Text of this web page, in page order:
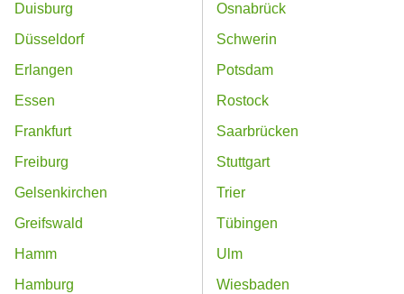
Duisburg
Düsseldorf
Erlangen
Essen
Frankfurt
Freiburg
Gelsenkirchen
Greifswald
Hamm
Hamburg
Osnabrück
Schwerin
Potsdam
Rostock
Saarbrücken
Stuttgart
Trier
Tübingen
Ulm
Wiesbaden